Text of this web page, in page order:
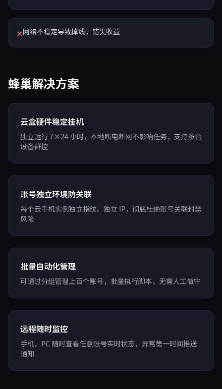
✕网络不稳定导致掉线，错失收益
蜂巢解决方案
云盒硬件稳定挂机
独立运行 7×24 小时，本地断电断网不影响任务，支持多台
设备群控
账号独立环境防关联
每个云手机实例独立指纹、独立 IP，彻底杜绝账号关联封禁
风险
批量自动化管理
可通过分组管理上百个账号，批量执行脚本，无需人工值守
远程随时监控
手机、PC 随时查看任意账号实时状态，异常第一时间推送
通知